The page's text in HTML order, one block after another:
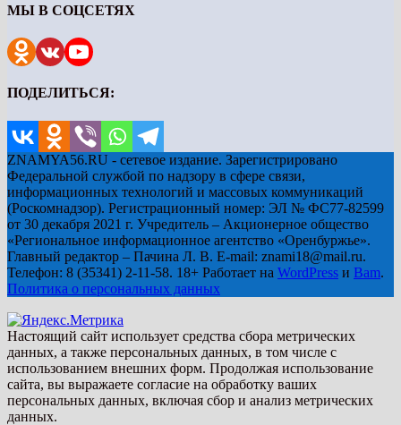
МЫ В СОЦСЕТЯХ
ПОДЕЛИТЬСЯ:
ZNAMYA56.RU - сетевое издание. Зарегистрировано
Федеральной службой по надзору в сфере связи,
информационных технологий и массовых коммуникаций
(Роскомнадзор). Регистрационный номер: ЭЛ № ФС77-82599
от 30 декабря 2021 г. Учредитель – Акционерное общество
«Региональное информационное агентство «Оренбуржье».
Главный редактор – Пачина Л. В. E-mail: znami18@mail.ru.
Телефон: 8 (35341) 2-11-58. 18+ Работает на WordPress и Bam.
Политика о персональных данных
Настоящий сайт использует средства сбора метрических
данных, а также персональных данных, в том числе с
использованием внешних форм. Продолжая использование
сайта, вы выражаете согласие на обработку ваших
персональных данных, включая сбор и анализ метрических
данных.